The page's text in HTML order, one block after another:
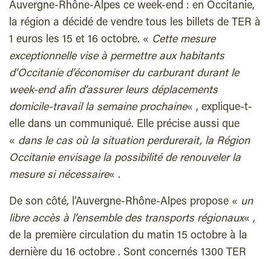
Auvergne-Rhône-Alpes ce week-end : en Occitanie,
la région a décidé de vendre tous les billets de TER à
1 euros les 15 et 16 octobre. « Cette mesure
exceptionnelle vise à permettre aux habitants
d’Occitanie d’économiser du carburant durant le
week-end afin d’assurer leurs déplacements
domicile-travail la semaine prochaine« , explique-t-
elle dans un communiqué. Elle précise aussi que
« dans le cas où la situation perdurerait, la Région
Occitanie envisage la possibilité de renouveler la
mesure si nécessaire« .
De son côté, l’Auvergne-Rhône-Alpes propose « un
libre accès à l’ensemble des transports régionaux« ,
de la première circulation du matin 15 octobre à la
dernière du 16 octobre . Sont concernés 1300 TER